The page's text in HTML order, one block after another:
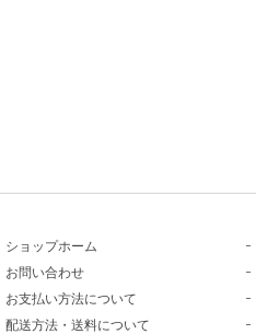
ショップホーム
お問い合わせ
お支払い方法について
配送方法・送料について